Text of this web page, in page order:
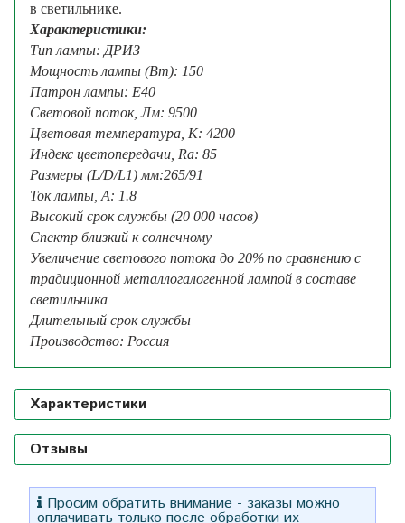
в светильнике.
Характеристики:
Тип лампы: ДРИЗ
Мощность лампы (Вт): 150
Патрон лампы: E40
Световой поток, Лм: 9500
Цветовая температура, К: 4200
Индекс цветопередачи, Ra: 85
Размеры (L/D/L1) мм:265/91
Ток лампы, А: 1.8
Высокий срок службы (20 000 часов)
Спектр близкий к солнечному
Увеличение светового потока до 20% по сравнению с
традиционной металлогалогенной лампой в составе
светильника
Длительный срок службы
Производство: Россия
Характеристики
Отзывы
Просим обратить внимание - заказы можно
оплачивать только после обработки их